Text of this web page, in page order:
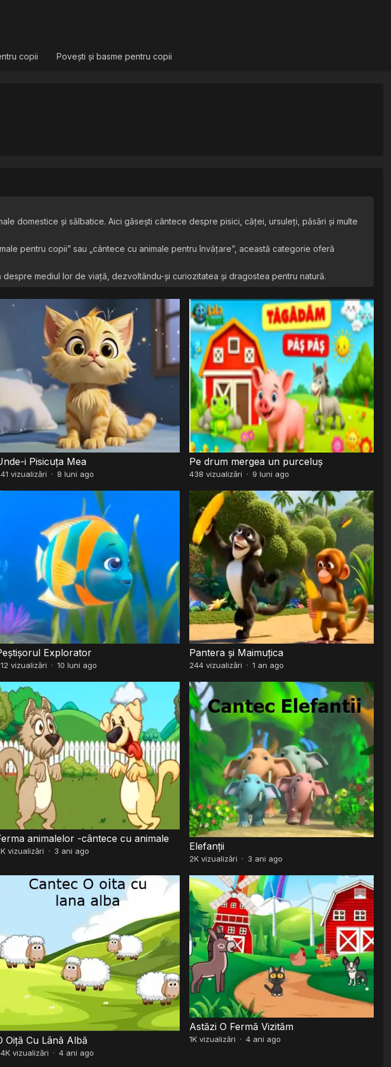
copii Povești și basme pentru copii
domestice și sălbatice. Aici găsești cântece despre pisici, căței, ursuleți, păsări și multe
pentru copii” sau „cântece cu animale pentru învățare”, această categorie oferă
mediul lor de viață, dezvoltându-și curiozitatea și dragostea pentru natură.
i Pisicuța Mea
vizualizări · 8 luni ago
Pe drum mergea un purceluș
438 vizualizări · 9 luni ago
Explorator
vizualizări · 10 luni ago
Pantera și Maimuțica
244 vizualizări · 1 an ago
animalelor -cântece cu animale
vizualizări · 3 ani ago Elefanții
2K vizualizări · 3 ani ago
Oiță Cu Lână Albă
vizualizări · 4 ani ago
Astăzi O Fermă Vizităm
1K vizualizări · 4 ani ago